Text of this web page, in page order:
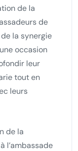
de la
de
la synergie
occasion
leur
tout en
leurs
de la
l’ambassade